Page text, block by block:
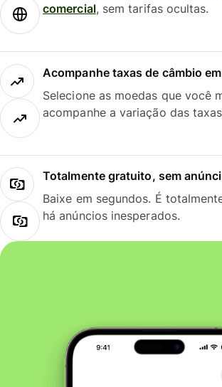
comercial, sem tarifas ocultas.
Acompanhe taxas de câmbio
Selecione as moedas que você
acompanhe a variação das
Totalmente gratuito, sem
Baixe em segundos. É
há anúncios inesperados.